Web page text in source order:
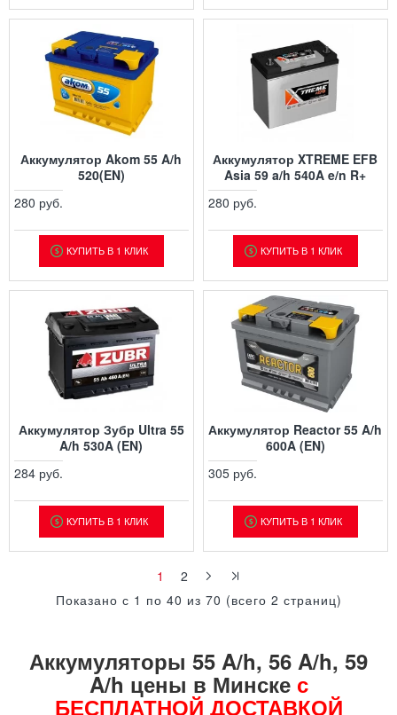
Аккумуляторы 55 A/h, 56 A/h, 59
A/h цены в Минске с
БЕСПЛАТНОЙ ДОСТАВКОЙ
Аккумулятор Akom 55 A/h
520(EN)
280 руб.
КУПИТЬ В 1 КЛИК
Аккумулятор XTREME EFB
Asia 59 a/h 540A e/n R+
280 руб.
КУПИТЬ В 1 КЛИК
Аккумулятор Зубр Ultra 55
A/h 530A (EN)
284 руб.
КУПИТЬ В 1 КЛИК
Аккумулятор Reactor 55 A/h
600A (EN)
305 руб.
КУПИТЬ В 1 КЛИК
1
2
Показано с 1 по 40 из 70 (всего 2 страниц)